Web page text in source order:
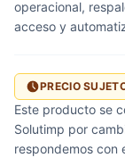
operacional,
acceso y
PRECIO
Este producto se
Solutimp por
respondemos con